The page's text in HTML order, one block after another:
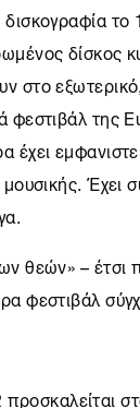
δισκογραφία
δίσκος
στο
φεστιβάλ της
έχει
Έχει
θεών» – έτσι
φεστιβάλ